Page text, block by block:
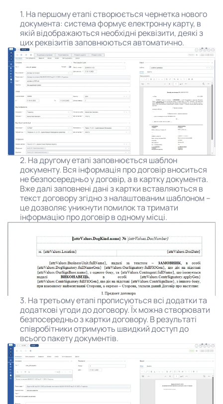
1. На першому етапі створюється чернетка нового
документа: система формує електронну карту, в
якій відображаються необхідні реквізити, деякі з
цих реквізитів заповнюються автоматично.
2. На другому етапі заповнюється шаблон
документу. Вся інформація про договір вноситься
не безпосередньо у договір, а в картку документа.
Вже далі заповнені дані з картки вставляються в
текст договору згідно з налаштованим шаблоном –
це дозволяє уникнути помилок та тримати
інформацію про договір в одному місці.
3. На третьому етапі прописуються всі додатки та
додаткові угоди до договору. Їх можна створювати
безпосередньо з картки договору. В результаті
співробітники отримують швидкий доступ до
всього пакету документів.